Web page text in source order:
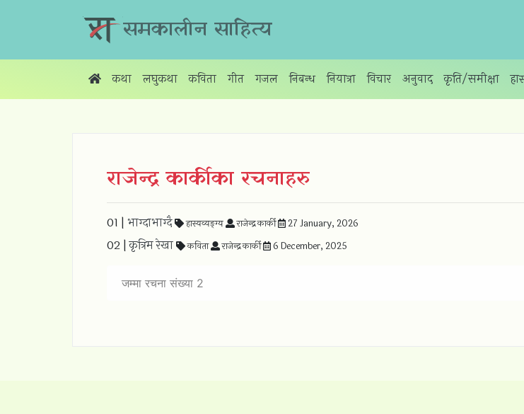
समकालीन साहित्य
कथा लघुकथा कविता गीत गजल निबन्ध नियात्रा विचार अनुवाद कृति/समीक्षा
राजेन्द्र कार्कीका रचनाहरु
01 | भाग्दाभाग्दै हास्यव्यङ्ग्य राजेन्द्र कार्की 27 January, 2026
02 |कृत्रिम रेखा कविता राजेन्द्र कार्की 6 December, 2025
जम्मा रचना संख्या 2